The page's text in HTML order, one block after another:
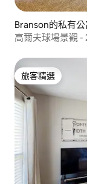
Branson的私有公
高爾夫球場景觀 -
旅客精選
旅客精選